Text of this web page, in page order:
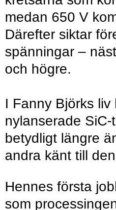
medan 650 V
Därefter siktar
spänningar –
och högre.
I Fanny Björks liv
nylanserade
betydligt längre
andra känt till
Hennes första
som